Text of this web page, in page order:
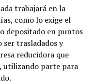
trabajará en la
como lo exige el
depositado en puntos
ser trasladados y
reducidora que
utilizando parte para